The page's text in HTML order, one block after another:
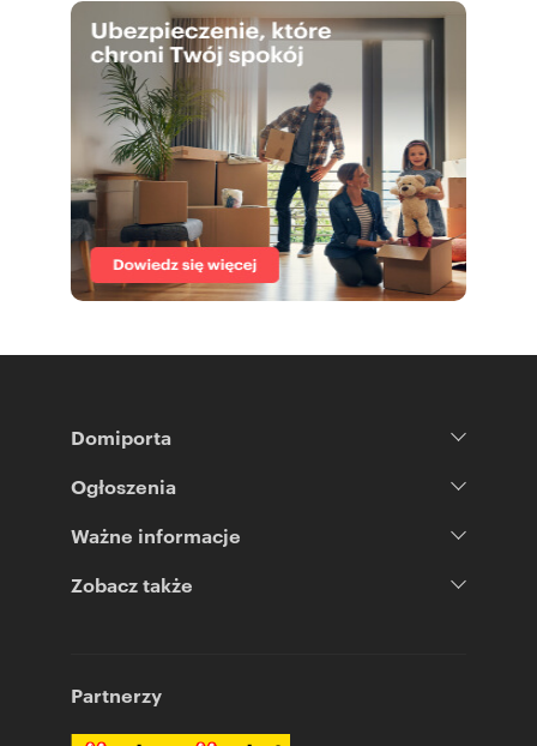
Domiporta
Ogłoszenia
Ważne informacje
Zobacz także
Partnerzy